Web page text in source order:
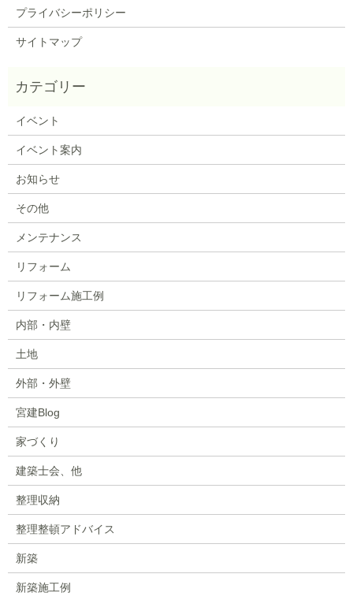
プライバシーポリシー
サイトマップ
イベント
イベント案内
お知らせ
その他
メンテナンス
リフォーム
リフォーム施工例
内部・内壁
土地
外部・外壁
宮建Blog
家づくり
建築士会、他
整理収納
整理整頓アドバイス
新築
新築施工例